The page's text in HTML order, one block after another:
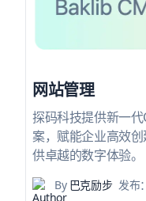
网站管理
探码科技提供新一
案，赋能企业高效
供卓越的数字体验。
By巴克励步 发布：